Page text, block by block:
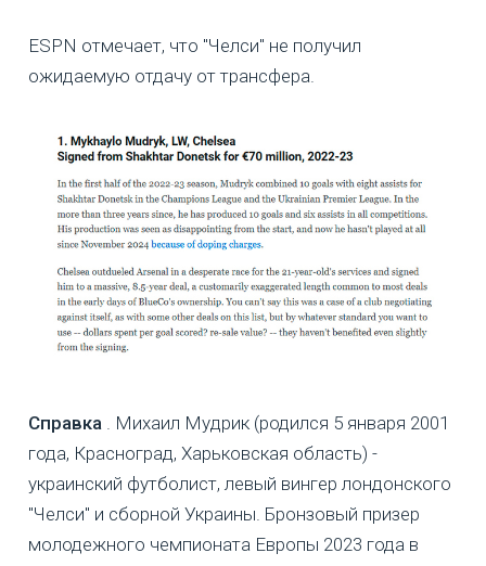
ESPN отмечает, что "Челси" не получил
ожидаемую отдачу от трансфера.
Справка . Михаил Мудрик (родился 5 января 2001
года, Красноград, Харьковская область) -
украинский футболист, левый вингер лондонского
"Челси" и сборной Украины. Бронзовый призер
молодежного чемпионата Европы 2023 года в